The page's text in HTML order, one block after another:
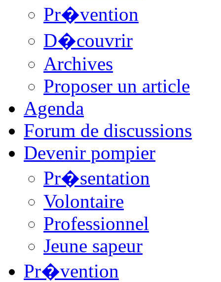
Pr�vention
D�couvrir
Archives
Proposer un article
Agenda
Forum de discussions
Devenir pompier
Pr�sentation
Volontaire
Professionnel
Jeune sapeur
Pr�vention